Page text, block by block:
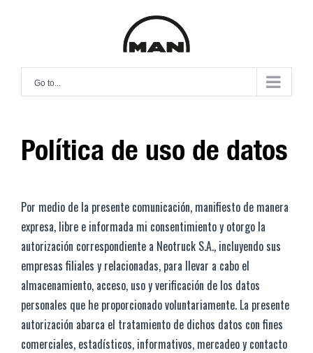
Go to...
Política de uso de datos
Por medio de la presente comunicación, manifiesto de manera
expresa, libre e informada mi consentimiento y otorgo la
autorización correspondiente a Neotruck S.A., incluyendo sus
empresas filiales y relacionadas, para llevar a cabo el
almacenamiento, acceso, uso y verificación de los datos
personales que he proporcionado voluntariamente. La presente
autorización abarca el tratamiento de dichos datos con fines
comerciales, estadísticos, informativos, mercadeo y contacto